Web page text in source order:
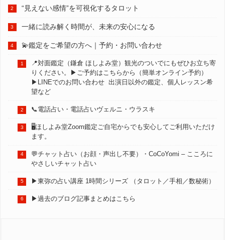
“見えない感情”を可視化するタロット
一緒に読み解く時間が、未来の安心になる
💫鑑定をご希望の方へ｜予約・お問い合わせ
📍対面鑑定（鎌倉 ほしよみ堂）観光のついでにもぜひお立ち寄
りください。▶︎ご予約はこちらから（簡単オンライン予約）
▶︎LINEでのお問い合わせ 出演日以外の鑑定、個人レッスン希
望など
📞電話占い・電話占いヴェルニ・ウラスキ
🖥️ほしよみ堂Zoom鑑定ご自宅からでも安心してご利用いただけ
ます。
💬チャット占い（お顔・声出し不要）・CoCoYomi – こころに
やさしいチャット占い
▶︎東弥の占い講座 1時間シリーズ （タロット／手相／数秘術）
▶︎過去のブログ記事まとめはこちら